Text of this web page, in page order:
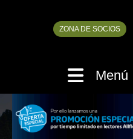
ZONA DE SOCIOS
Menú